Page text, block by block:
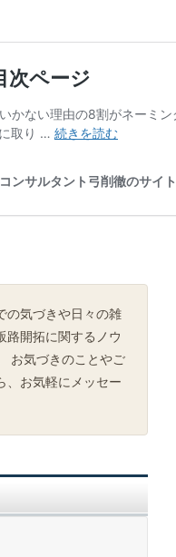
の気づきや日々の雑
路開拓に関するノウ
お気づきのことやご
、お気軽にメッセー